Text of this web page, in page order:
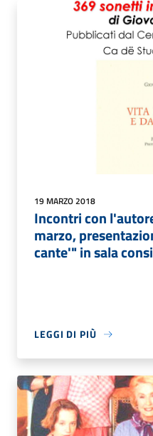
19 MARZO 2018
Incontri con
marzo,
cante'" in sala
LEGGI DI PIÙ